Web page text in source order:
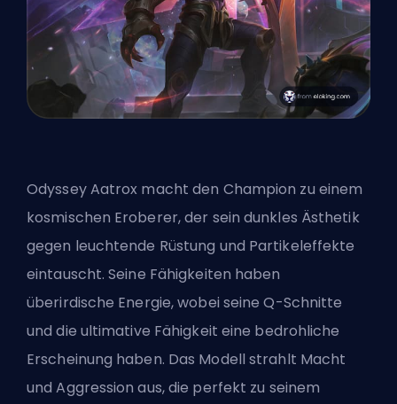
Odyssey Aatrox macht den Champion zu einem
kosmischen Eroberer, der sein dunkles Ästhetik
gegen leuchtende Rüstung und Partikeleffekte
eintauscht. Seine Fähigkeiten haben
überirdische Energie, wobei seine Q-Schnitte
und die ultimative Fähigkeit eine bedrohliche
Erscheinung haben. Das Modell strahlt Macht
und Aggression aus, die perfekt zu seinem